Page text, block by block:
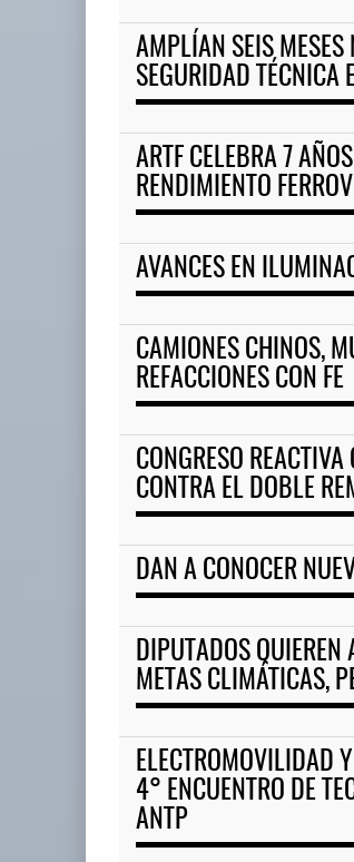
AMPLÍAN SEIS MESES
SEGURIDAD TÉCNICA
ARTF CELEBRA 7
RENDIMIENTO
AVANCES EN
CAMIONES CHINOS,
REFACCIONES CON FE
CONGRESO
CONTRA EL DOBLE
DAN A CONOCER
DIPUTADOS QUIEREN
METAS CLIMÁTICAS,
ELECTROMOVILIDAD
4° ENCUENTRO DE
ANTP
APM Terminals
equipamiento
05 AGO 2026
05